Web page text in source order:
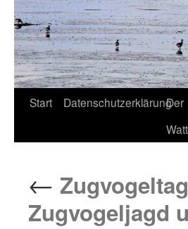
Start DatenschutzerklärungDer
←
Zugvogeljagd